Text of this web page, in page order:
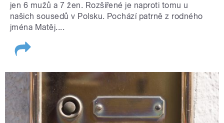
jen 6 mužů a 7 žen. Rozšířené je naproti tomu u
našich sousedů v Polsku. Pochází patrně z rodného
jména Matěj....